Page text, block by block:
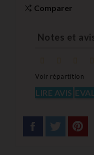
Comparer
Notes et
Voir répartition
LIRE AVIS